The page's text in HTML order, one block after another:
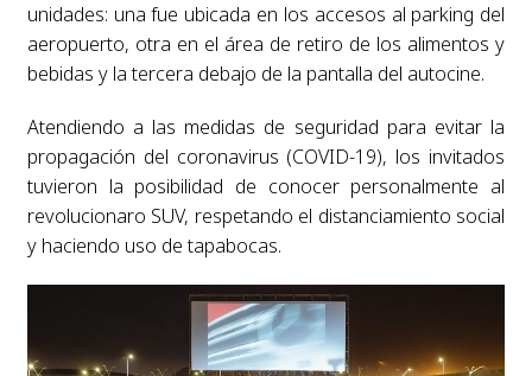
unidades: una fue ubicada en los accesos al parking del
aeropuerto, otra en el área de retiro de los alimentos y
bebidas y la tercera debajo de la pantalla del autocine.
Atendiendo a las medidas de seguridad para evitar la
propagación del coronavirus (COVID-19), los invitados
tuvieron la posibilidad de conocer personalmente al
revolucionaro SUV, respetando el distanciamiento social
y haciendo uso de tapabocas.